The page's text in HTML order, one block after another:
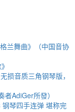
兰舞曲》（中国音协
损音质三角钢琴版，
AdiGer所發）
琴四手连弹 堪称完